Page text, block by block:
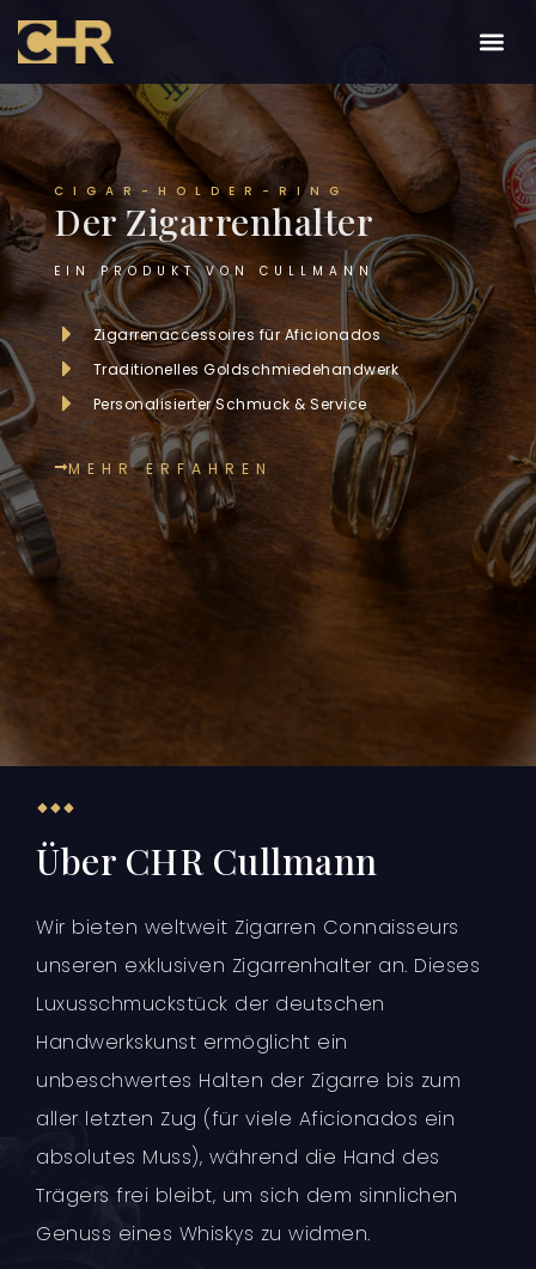
CIGAR-HOLDER-RING
Der Zigarrenhalter
EIN PRODUKT VON CULLMANN
Zigarrenaccessoires für Aficionados
Traditionelles Goldschmiedehandwerk
Personalisierter Schmuck & Service
MEHR ERFAHREN
Über CHR Cullmann
Wir bieten weltweit Zigarren Connaisseurs
unseren exklusiven Zigarrenhalter an. Dieses
Luxusschmuckstück der deutschen
Handwerkskunst ermöglicht ein
unbeschwertes Halten der Zigarre bis zum
aller letzten Zug (für viele Aficionados ein
absolutes Muss), während die Hand des
Trägers frei bleibt, um sich dem sinnlichen
Genuss eines Whiskys zu widmen.